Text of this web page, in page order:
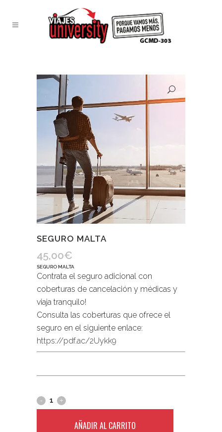
SEGURO MALTA
45,00€
SEGURO MALTA
Contrata el seguro adicional con
coberturas de cancelación y médicas y
viaja tranquilo!
Consulta las coberturas que ofrece el
seguro en el siguiente enlace:
https://pdf.ac/2Uykk9
AÑADIR AL CARRITO